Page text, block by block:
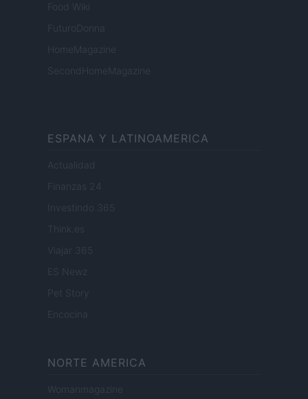
Food Wiki
FuturoDonna
HomeMagazine
SecondHomeMagazine
ESPANA Y LATINOAMERICA
Actualidad
Finanzas 24
Investindo 365
Think.es
Viajar 365
ES Newz
Encocina
NORTE AMERICA
Womanmagazine